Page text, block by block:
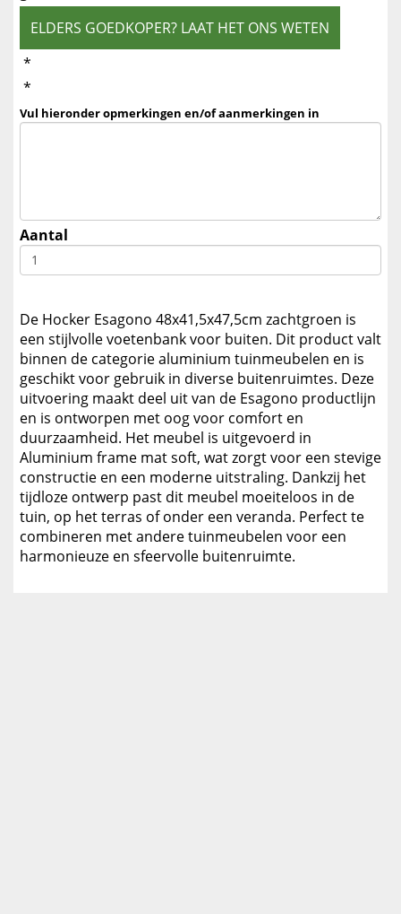
ELDERS GOEDKOPER? LAAT HET ONS WETEN
*
*
Vul hieronder opmerkingen en/of aanmerkingen in
Aantal
De Hocker Esagono 48x41,5x47,5cm zachtgroen is
een stijlvolle voetenbank voor buiten. Dit product valt
binnen de categorie aluminium tuinmeubelen en is
geschikt voor gebruik in diverse buitenruimtes. Deze
uitvoering maakt deel uit van de Esagono productlijn
en is ontworpen met oog voor comfort en
duurzaamheid. Het meubel is uitgevoerd in
Aluminium frame mat soft, wat zorgt voor een stevige
constructie en een moderne uitstraling. Dankzij het
tijdloze ontwerp past dit meubel moeiteloos in de
tuin, op het terras of onder een veranda. Perfect te
combineren met andere tuinmeubelen voor een
harmonieuze en sfeervolle buitenruimte.